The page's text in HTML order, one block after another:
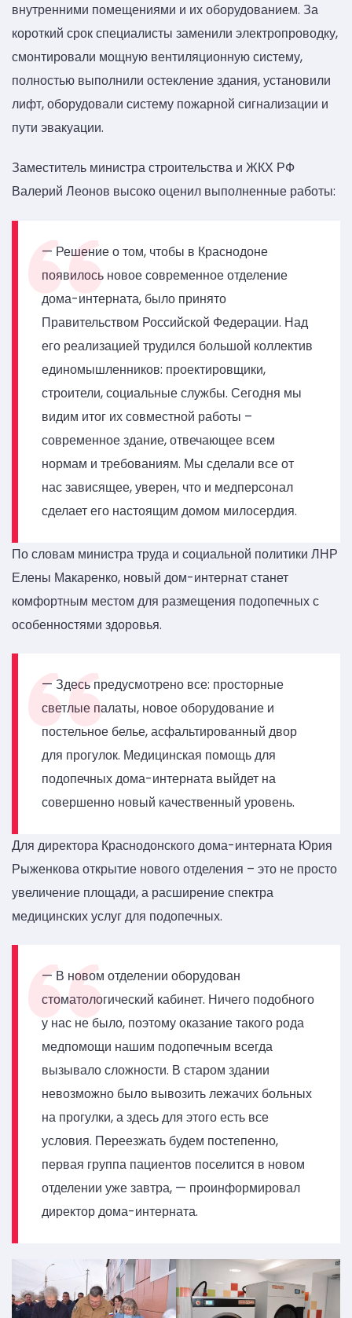
внутренними помещениями и их оборудованием. За
короткий срок специалисты заменили электропроводку,
смонтировали мощную вентиляционную систему,
полностью выполнили остекление здания, установили
лифт, оборудовали систему пожарной сигнализации и
пути эвакуации.
Заместитель министра строительства и ЖКХ РФ
Валерий Леонов высоко оценил выполненные работы:
— Решение о том, чтобы в Краснодоне
появилось новое современное отделение
дома-интерната, было принято
Правительством Российской Федерации. Над
его реализацией трудился большой коллектив
единомышленников: проектировщики,
строители, социальные службы. Сегодня мы
видим итог их совместной работы –
современное здание, отвечающее всем
нормам и требованиям. Мы сделали все от
нас зависящее, уверен, что и медперсонал
сделает его настоящим домом милосердия.
По словам министра труда и социальной политики ЛНР
Елены Макаренко, новый дом-интернат станет
комфортным местом для размещения подопечных с
особенностями здоровья.
— Здесь предусмотрено все: просторные
светлые палаты, новое оборудование и
постельное белье, асфальтированный двор
для прогулок. Медицинская помощь для
подопечных дома-интерната выйдет на
совершенно новый качественный уровень.
Для директора Краснодонского дома-интерната Юрия
Рыженкова открытие нового отделения – это не просто
увеличение площади, а расширение спектра
медицинских услуг для подопечных.
— В новом отделении оборудован
стоматологический кабинет. Ничего подобного
у нас не было, поэтому оказание такого рода
медпомощи нашим подопечным всегда
вызывало сложности. В старом здании
невозможно было вывозить лежачих больных
на прогулки, а здесь для этого есть все
условия. Переезжать будем постепенно,
первая группа пациентов поселится в новом
отделении уже завтра, — проинформировал
директор дома-интерната.